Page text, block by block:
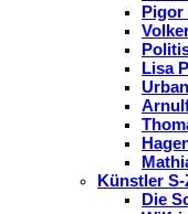
Pigor
Lisa
Künstler S-
Die